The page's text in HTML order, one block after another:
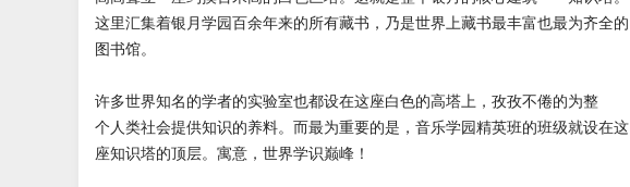
这里汇集着银月学园百余年来的所有藏书，乃是世界上藏书最丰富也最为齐全的
图书馆。
许多世界知名的学者的实验室也都设在这座白色的高塔上，孜孜不倦的为整
个人类社会提供知识的养料。而最为重要的是，音乐学园精英班的班级就设在这
座知识塔的顶层。寓意，世界学识巅峰！